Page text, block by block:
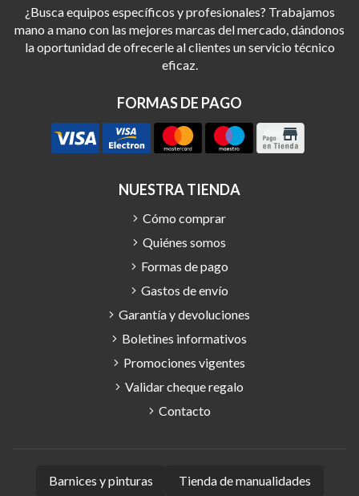
¿Busca equipos específicos y profesionales? Trabajamos
mano a mano con las mejores marcas del mercado, dándonos
la oportunidad de ofrecerle al clientes un servicio técnico
eficaz.
FORMAS DE PAGO
NUESTRA TIENDA
Cómo comprar
Quiénes somos
Formas de pago
Gastos de envío
Garantía y devoluciones
Boletines informativos
Promociones vigentes
Validar cheque regalo
Contacto
Barnices y pinturas Tienda de manualidades